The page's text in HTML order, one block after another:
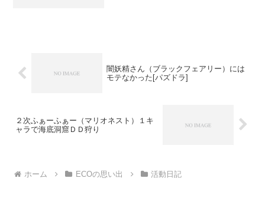
闇妖精さん（ブラックフェアリー）には
モテなかった[パズドラ]
２次ふぁーふぁー（マリオネスト）１キ
ャラで海底洞窟ＤＤ狩り
ホーム ECOの思い出 活動日記